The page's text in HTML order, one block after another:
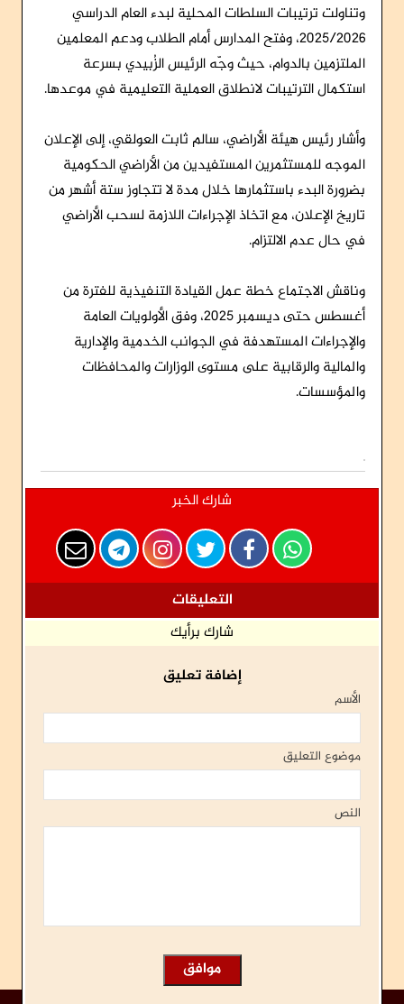
وتناولت ترتيبات السلطات المحلية لبدء العام الدراسي
2025/2026، وفتح المدارس أمام الطلاب ودعم المعلمين
الملتزمين بالدوام، حيث وجّه الرئيس الزُبيدي بسرعة
استكمال الترتيبات لانطلاق العملية التعليمية في موعدها.
وأشار رئيس هيئة الأراضي، سالم ثابت العولقي، إلى الإعلان
الموجه للمستثمرين المستفيدين من الأراضي الحكومية
بضرورة البدء باستثمارها خلال مدة لا تتجاوز ستة أشهر من
تاريخ الإعلان، مع اتخاذ الإجراءات اللازمة لسحب الأراضي
في حال عدم الالتزام.
وناقش الاجتماع خطة عمل القيادة التنفيذية للفترة من
أغسطس حتى ديسمبر 2025، وفق الأولويات العامة
والإجراءات المستهدفة في الجوانب الخدمية والإدارية
والمالية والرقابية على مستوى الوزارات والمحافظات
والمؤسسات.
شارك الخبر
التعليقات
شارك برأيك
إضافة تعليق
الأسم
موضوع التعليق
النص